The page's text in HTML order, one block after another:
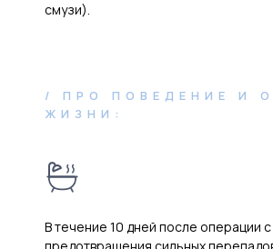
смузи).
/ ПРО ПОВЕДЕНИЕ И
ЖИЗНИ:
В течение 10 дней после операции